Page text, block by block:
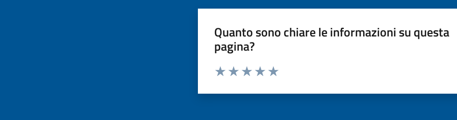
Quanto sono chiare le informazioni su questa
pagina?
Valuta da 1 a 5 stelle la pagina